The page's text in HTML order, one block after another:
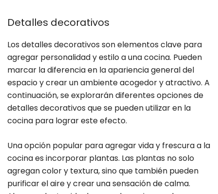
Detalles decorativos
Los detalles decorativos son elementos clave para
agregar personalidad y estilo a una cocina. Pueden
marcar la diferencia en la apariencia general del
espacio y crear un ambiente acogedor y atractivo. A
continuación, se explorarán diferentes opciones de
detalles decorativos que se pueden utilizar en la
cocina para lograr este efecto.
Una opción popular para agregar vida y frescura a la
cocina es incorporar plantas. Las plantas no solo
agregan color y textura, sino que también pueden
purificar el aire y crear una sensación de calma.